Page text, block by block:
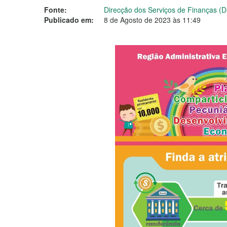
Fonte:
Direcção dos Serviços de Finanças
Publicado em:
8 de Agosto de 2023 às 11:49